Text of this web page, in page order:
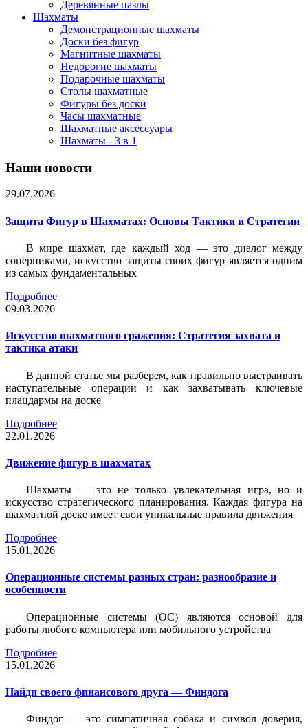
Деревянные пазлы
Шахматы
Демонстрационные шахматы
Доски без фигур
Магнитные шахматы
Недорогие шахматы
Подарочные шахматы
Столы шахматные
Фигуры без доски
Часы шахматные
Шахматные аксессуары
Шахматы - 3 в 1
Наши новости
29.07.2026
Защита Фигур в Шахматах: Основы Тактики и Стратегии
В мире шахмат, где каждый ход — это диалог между
соперниками, искусство защиты своих фигур является одним
из самых фундаментальных
Подробнее
09.03.2026
Искусство шахматного сражения: Стратегия захвата и
тактика атаки
В данной статье мы разберем, как правильно выстраивать
наступательные операции и как захватывать ключевые
плацдармы на доске
Подробнее
22.01.2026
Движение фигур в шахматах
Шахматы — это не только увлекательная игра, но и
искусство стратегического планирования. Каждая фигура на
шахматной доске имеет свои уникальные правила движения
Подробнее
15.01.2026
Операционные системы разных стран: разнообразие и
особенности
Операционные системы (ОС) являются основой для
работы любого компьютера или мобильного устройства
Подробнее
15.01.2026
Найди своего финансового друга — Финдога
Финдог — это симпатичная собака и символ доверия,